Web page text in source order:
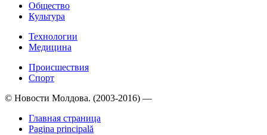
Общество
Культура
Технологии
Медицина
Происшествия
Спорт
© Новости Молдова. (2003-2016) —
Главная страница
Pagina principală